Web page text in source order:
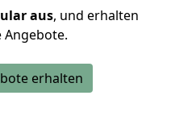
aus, und erhalten
Angebote.
erhalten